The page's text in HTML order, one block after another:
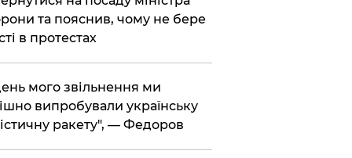
та пояснив, чому не бере
в протестах
мого звільнення ми
випробували українську
ракету", — Федоров